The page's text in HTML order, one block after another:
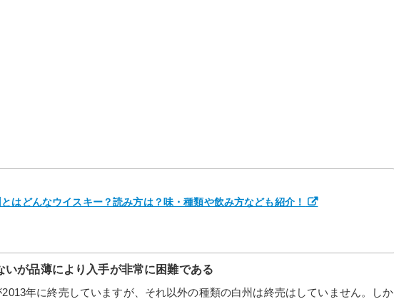
とはどんなウイスキー？読み方は？味・種類や飲み方なども紹介！
いが品薄により入手が非常に困難である
年に終売していますが、それ以外の種類の白州は終売はしていません。しか